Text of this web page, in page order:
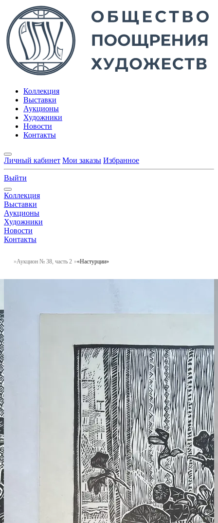
Коллекция
Выставки
Аукционы
Художники
Новости
Контакты
Личный кабинет Мои заказы Избранное
Выйти
Коллекция
Выставки
Аукционы
Художники
Новости
Контакты
Аукцион № 38, часть 2 «Настурции»